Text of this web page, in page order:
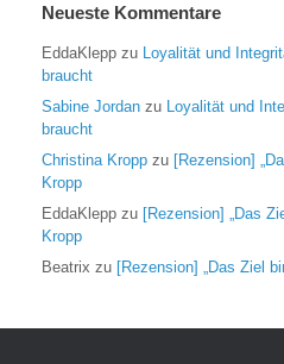
Neueste Kommentare
EddaKlepp zu Loyalität und
braucht
Sabine Jordan zu Loyalität und
braucht
Christina Kropp zu [Rezension]
Kropp
EddaKlepp zu [Rezension] „Das
Kropp
Beatrix zu [Rezension] „Das Ziel